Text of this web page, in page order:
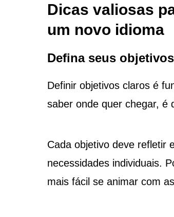
Dicas valiosas
um novo idioma
Defina seus objetivos
Definir objetivos claros é
saber onde quer chegar, é
Cada objetivo deve refletir
necessidades individuais.
mais fácil se animar com